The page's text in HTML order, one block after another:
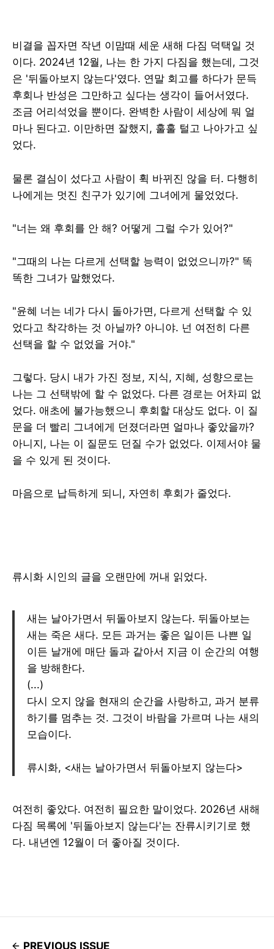
비결을 꼽자면 작년 이맘때 세운 새해 다짐 덕택일 것
이다. 2024년 12월, 나는 한 가지 다짐을 했는데, 그것
은 '뒤돌아보지 않는다'였다. 연말 회고를 하다가 문득
후회나 반성은 그만하고 싶다는 생각이 들어서였다.
조금 어리석었을 뿐이다. 완벽한 사람이 세상에 뭐 얼
마나 된다고. 이만하면 잘했지, 훌훌 털고 나아가고 싶
었다.
물론 결심이 섰다고 사람이 휙 바뀌진 않을 터. 다행히
나에게는 멋진 친구가 있기에 그녀에게 물었었다.
"너는 왜 후회를 안 해? 어떻게 그럴 수가 있어?"
"그때의 나는 다르게 선택할 능력이 없었으니까?" 똑
똑한 그녀가 말했었다.
"윤혜 너는 네가 다시 돌아가면, 다르게 선택할 수 있
었다고 착각하는 것 아닐까? 아니야. 넌 여전히 다른
선택을 할 수 없었을 거야."
그렇다. 당시 내가 가진 정보, 지식, 지혜, 성향으로는
나는 그 선택밖에 할 수 없었다. 다른 경로는 어차피 없
었다. 애초에 불가능했으니 후회할 대상도 없다. 이 질
문을 더 빨리 그녀에게 던졌더라면 얼마나 좋았을까?
아니지, 나는 이 질문도 던질 수가 없었다. 이제서야 물
을 수 있게 된 것이다.
마음으로 납득하게 되니, 자연히 후회가 줄었다.
류시화 시인의 글을 오랜만에 꺼내 읽었다.
새는 날아가면서 뒤돌아보지 않는다. 뒤돌아보는
새는 죽은 새다. 모든 과거는 좋은 일이든 나쁜 일
이든 날개에 매단 돌과 같아서 지금 이 순간의 여행
을 방해한다.
(...)
다시 오지 않을 현재의 순간을 사랑하고, 과거 분류
하기를 멈추는 것. 그것이 바람을 가르며 나는 새의
모습이다.
류시화, <새는 날아가면서 뒤돌아보지 않는다>
여전히 좋았다. 여전히 필요한 말이었다. 2026년 새해
다짐 목록에 '뒤돌아보지 않는다'는 잔류시키기로 했
다. 내년엔 12월이 더 좋아질 것이다.
PREVIOUS ISSUE